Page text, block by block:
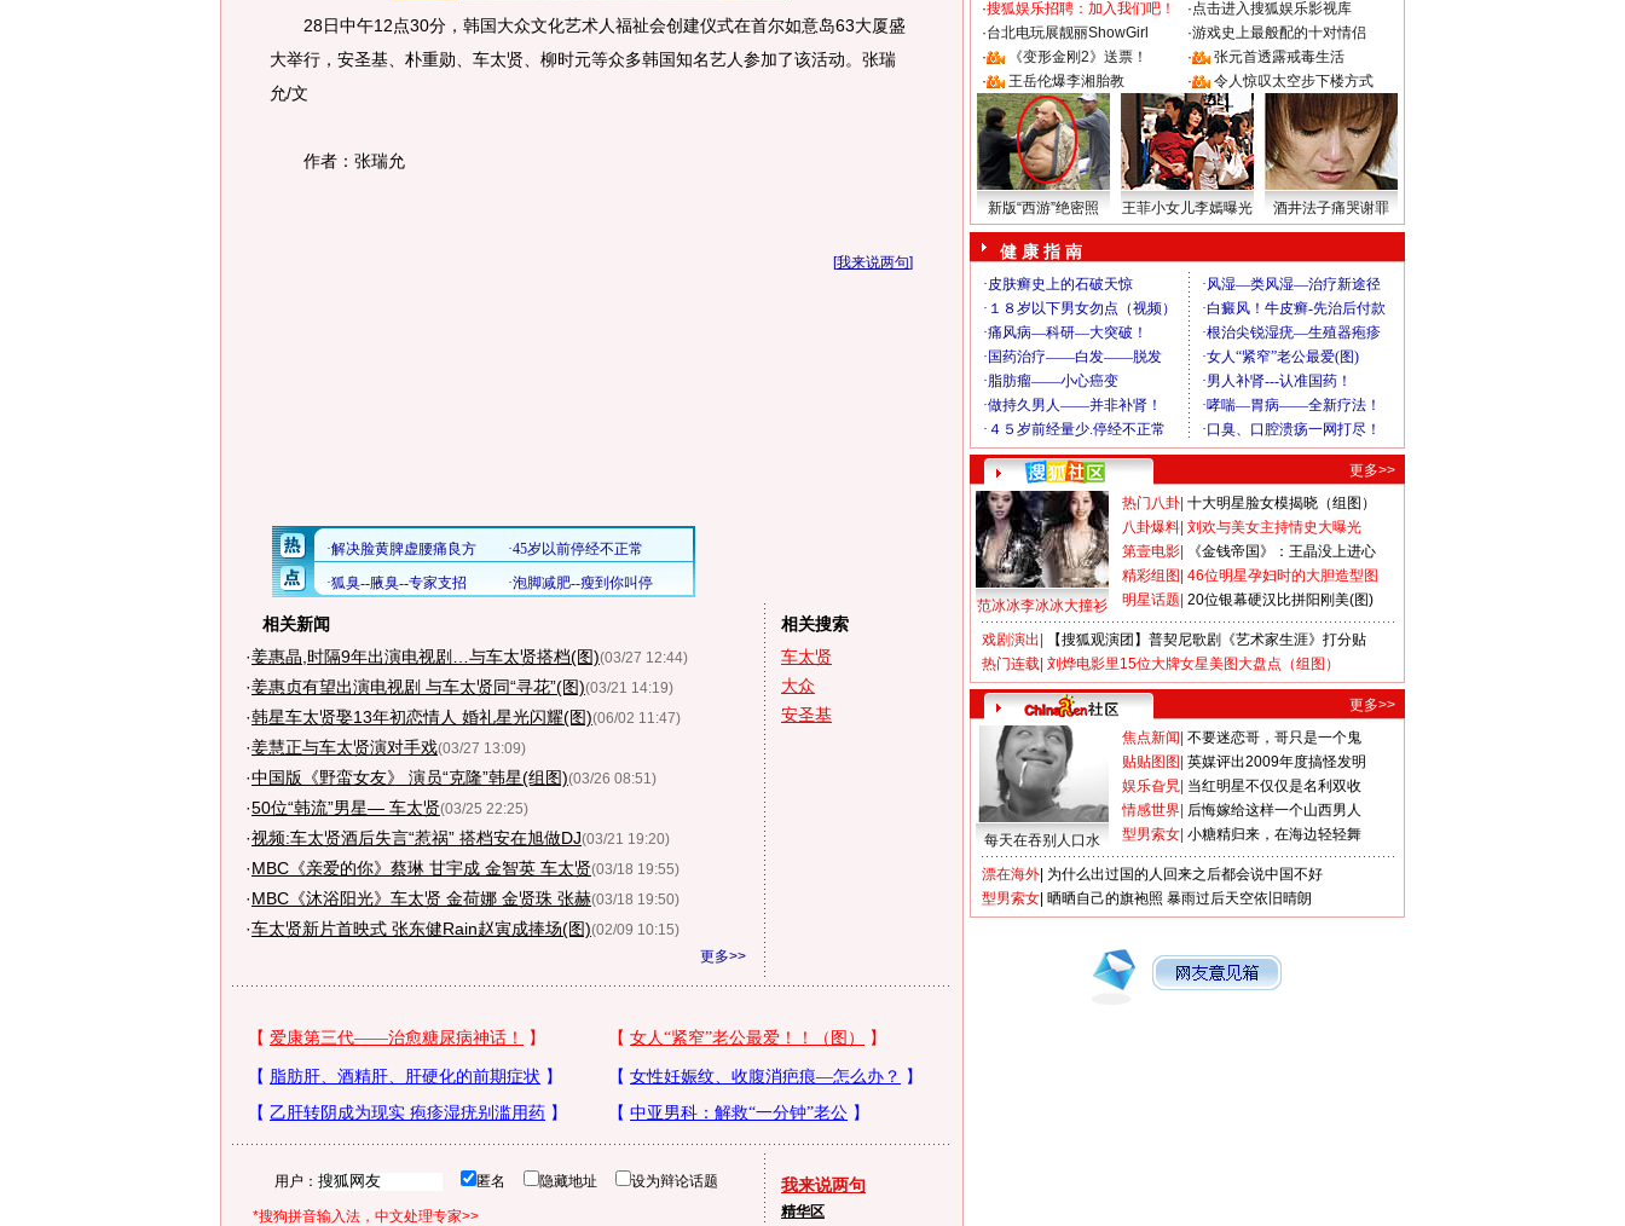
28日中午12点30分，韩国大众文化艺术人福祉会创建仪式在首尔如意岛63大厦盛
大举行，安圣基、朴重勋、车太贤、柳时元等众多韩国知名艺人参加了该活动。张瑞
允/文
作者：张瑞允
[我来说两句]
相关新闻
·姜惠晶,时隔9年出演电视剧…与车太贤搭档(图)(03/27 12:44)
·姜惠贞有望出演电视剧 与车太贤同“寻花”(图)(03/21 14:19)
·韩星车太贤娶13年初恋情人 婚礼星光闪耀(图)(06/02 11:47)
·姜慧正与车太贤演对手戏(03/27 13:09)
·中国版《野蛮女友》 演员“克隆”韩星(组图)(03/26 08:51)
·50位“韩流”男星— 车太贤(03/25 22:25)
·视频:车太贤酒后失言“惹祸” 搭档安在旭做DJ(03/21 19:20)
·MBC《亲爱的你》蔡琳 甘宇成 金智英 车太贤(03/18 19:55)
·MBC《沐浴阳光》车太贤 金荷娜 金贤珠 张赫(03/18 19:50)
·车太贤新片首映式 张东健Rain赵寅成捧场(图)(02/09 10:15)
更多>>
相关搜索
车太贤
大众
安圣基
用户： 匿名 隐藏地址 设为辩论话题
*搜狗拼音输入法，中文处理专家>>
我来说两句
精华区
·搜狐娱乐招聘：加入我们吧！ ·点击进入搜狐娱乐影视库
·台北电玩展靓丽ShowGirl ·游戏史上最般配的十对情侣
·
《变形金刚2》送票！ ·
张元首透露戒毒生活
·
王岳伦爆李湘胎教 · 令人惊叹太空步下楼方式
新版“西游”绝密照 王菲小女儿李嫣曝光 酒井法子痛哭谢罪
健 康 指 南
更多>>
范冰冰李冰冰大撞衫
热门八卦 十大明星脸女模揭晓（组图）
八卦爆料 刘欢与美女主持情史大曝光
第壹电影
《金钱帝国》：王晶没上进心
精彩组图 46位明星孕妇时的大胆造型图
明星话题 20位银幕硬汉比拼阳刚美(图)
戏剧演出
【搜狐观演团】普契尼歌剧《艺术家生涯》打分贴
热门连载 刘烨电影里15位大牌女星美图大盘点（组图）
更多>>
每天在吞别人口水
焦点新闻 不要迷恋哥，哥只是一个鬼
贴贴图图 英媒评出2009年度搞怪发明
娱乐旮旯 当红明星不仅仅是名利双收
情感世界 后悔嫁给这样一个山西男人
型男索女 小糖精归来，在海边轻轻舞
漂在海外 为什么出过国的人回来之后都会说中国不好
型男索女 晒晒自己的旗袍照 暴雨过后天空依旧晴朗